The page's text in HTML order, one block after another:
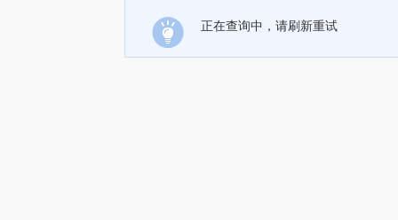
正在查询中，请刷新重试